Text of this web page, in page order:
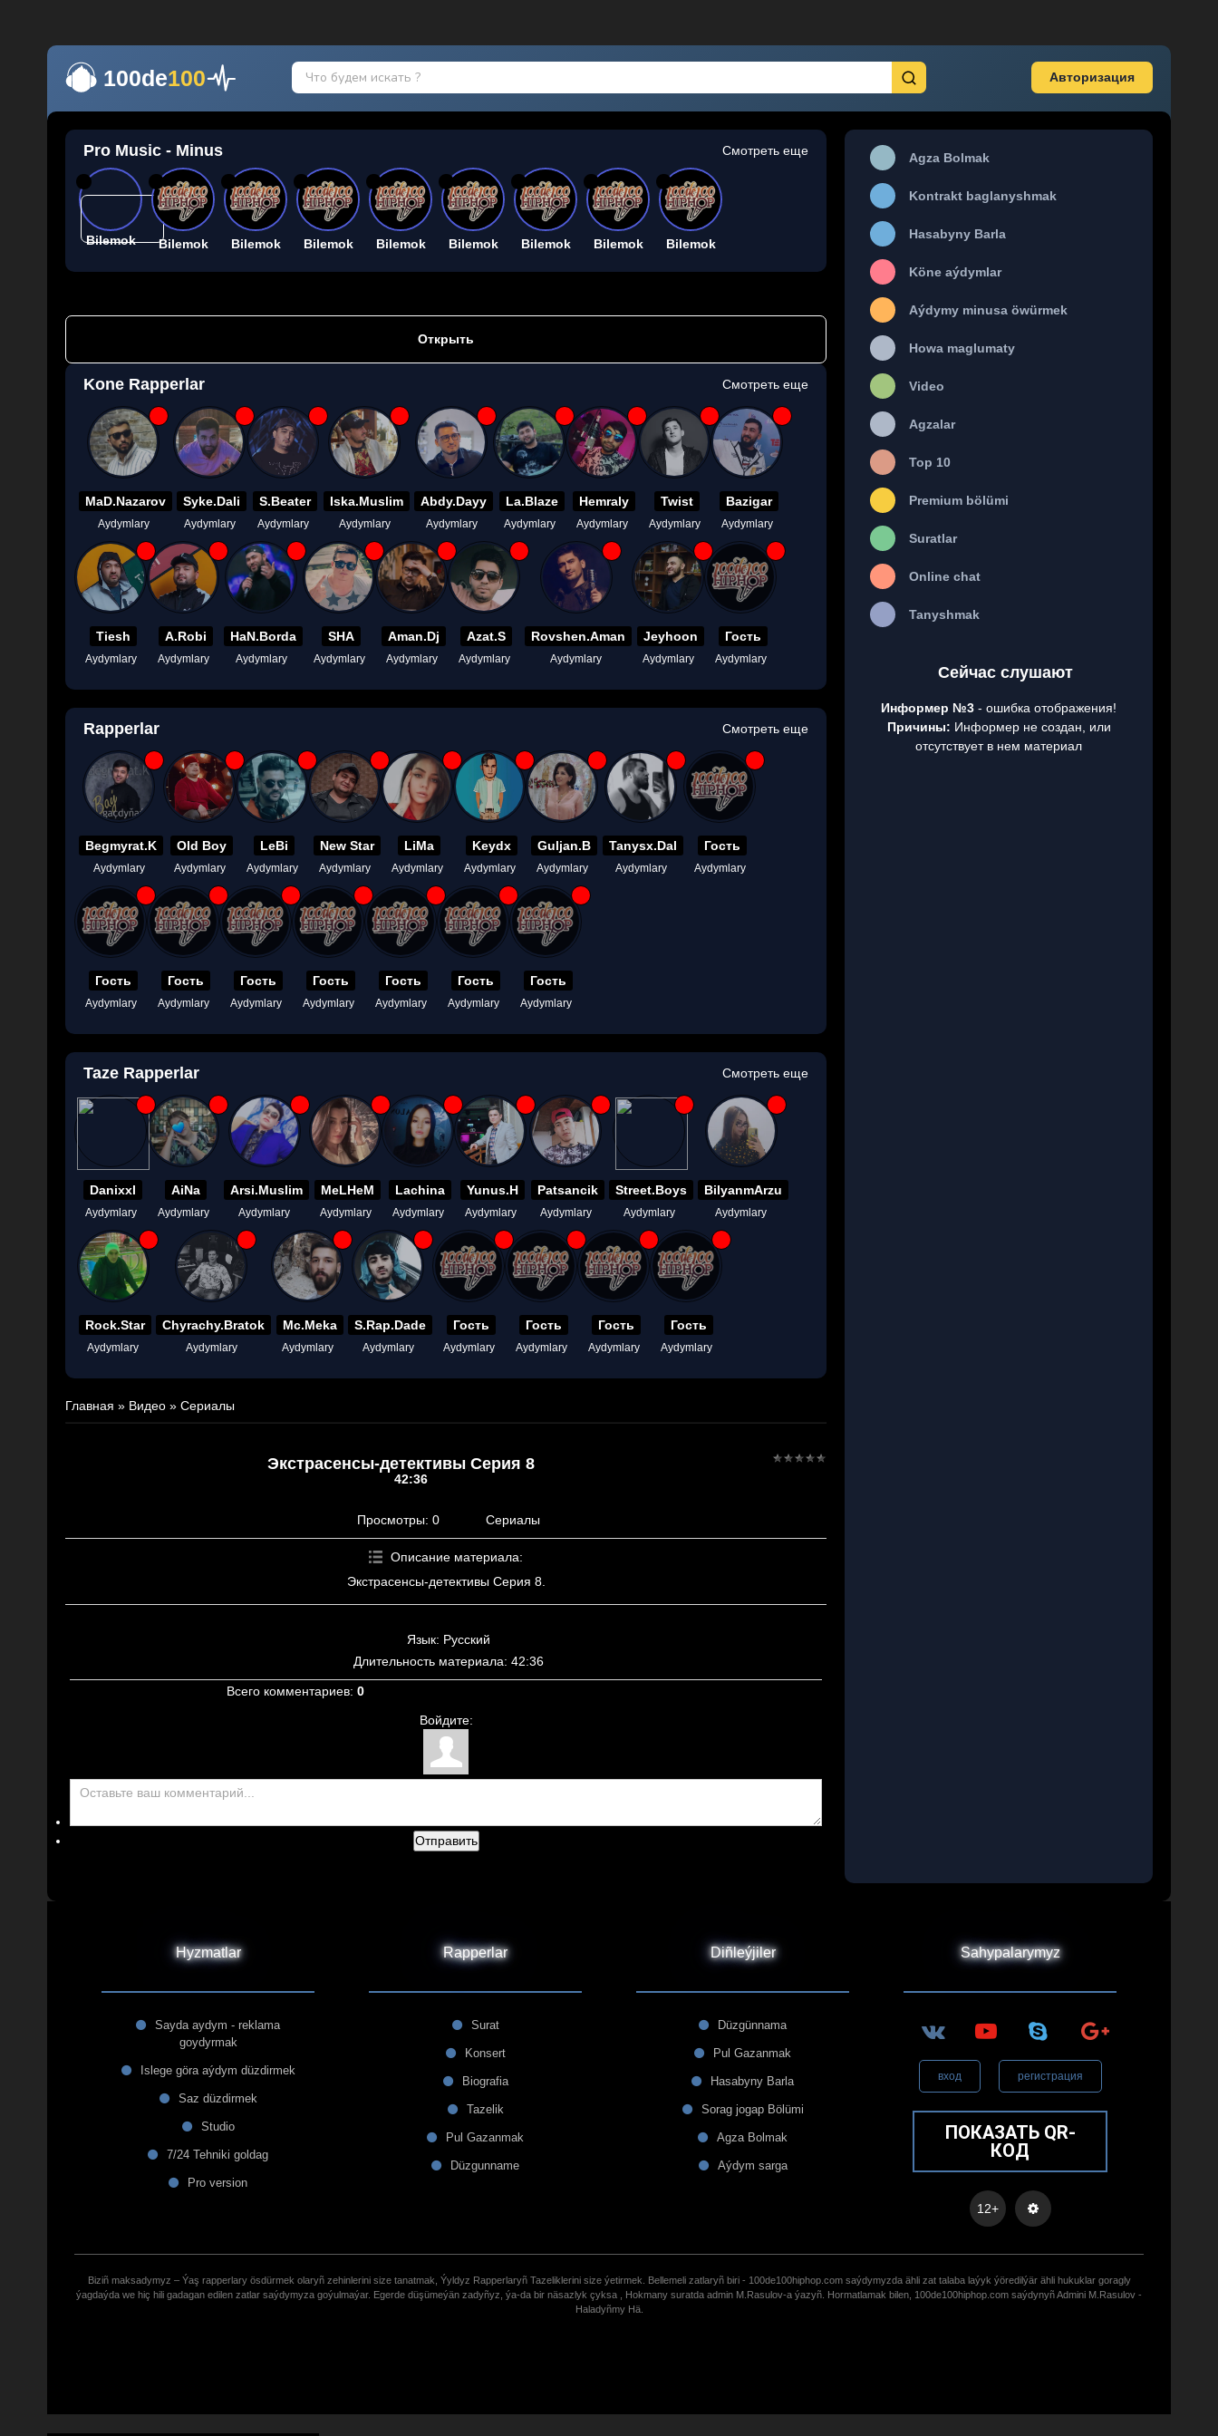
100de100 Авторизация
Pro Music - Minus Смотреть еще
Bilemok Bilemok Bilemok Bilemok Bilemok Bilemok Bilemok Bilemok Bilemok
Открыть
Kone Rapperlar Смотреть еще
MaD.Nazarov
Aydymlary
Syke.Dali
Aydymlary
S.Beater
Aydymlary
Iska.Muslim
Aydymlary
Abdy.Dayy
Aydymlary
La.Blaze
Aydymlary
Hemraly
Aydymlary
Twist
Aydymlary
Bazigar
Aydymlary
Tiesh
Aydymlary
A.Robi
Aydymlary
HaN.Borda
Aydymlary
SHA
Aydymlary
Aman.Dj
Aydymlary
Azat.S
Aydymlary
Rovshen.Aman
Aydymlary
Jeyhoon
Aydymlary
Гость
Aydymlary
Rapperlar Смотреть еще
Begmyrat.K
Aydymlary
Old Boy
Aydymlary
LeBi
Aydymlary
New Star
Aydymlary
LiMa
Aydymlary
Keydx
Aydymlary
Guljan.B
Aydymlary
Tanysx.Dal
Aydymlary
Гость
Aydymlary
Гость
Aydymlary
Гость
Aydymlary
Гость
Aydymlary
Гость
Aydymlary
Гость
Aydymlary
Гость
Aydymlary
Гость
Aydymlary
Taze Rapperlar Смотреть еще
Danixxl
Aydymlary
AiNa
Aydymlary
Arsi.Muslim
Aydymlary
MeLHeM
Aydymlary
Lachina
Aydymlary
Yunus.H
Aydymlary
Patsancik
Aydymlary
Street.Boys
Aydymlary
BilyanmArzu
Aydymlary
Rock.Star
Aydymlary
Chyrachy.Bratok
Aydymlary
Mc.Meka
Aydymlary
S.Rap.Dade
Aydymlary
Гость
Aydymlary
Гость
Aydymlary
Гость
Aydymlary
Гость
Aydymlary
Главная » Видео » Сериалы
Экстрасенсы-детективы Серия 8
42:36
Просмотры: 0 Сериалы
Описание материала:
Экстрасенсы-детективы Серия 8.
Язык: Русский
Длительность материала: 42:36
Всего комментариев: 0
Войдите:
Отправить
Agza Bolmak
Kontrakt baglanyshmak
Hasabyny Barla
Köne aýdymlar
Aýdymy minusa öwürmek
Howa maglumaty
Video
Agzalar
Top 10
Premium bölümi
Suratlar
Online chat
Tanyshmak
Сейчас слушают
Информер №3 - ошибка отображения!
Причины: Информер не создан, или
отсутствует в нем материал
Hyzmatlar
Sayda aydym - reklama
goydyrmak
Islege göra aýdym düzdirmek
Saz düzdirmek
Studio
7/24 Tehniki goldag
Pro version
Rapperlar
Surat
Konsert
Biografia
Tazelik
Pul Gazanmak
Düzgunname
Diñleýjiler
Düzgünnama
Pul Gazanmak
Hasabyny Barla
Sorag jogap Bölümi
Agza Bolmak
Aýdym sarga
Sahypalarymyz
вход регистрация
ПОКАЗАТЬ QR-
КОД
12+
Biziñ maksadymyz – Ýaş rapperlary ösdürmek olaryñ zehinlerini size tanatmak, Ýyldyz Rapperlaryñ Tazeliklerini size ýetirmek. Bellemeli zatlaryñ biri - 100de100hiphop.com saýdymyzda ähli zat talaba laýyk ýöredilýär ähli hukuklar goragly
ýagdaýda we hiç hili gadagan edilen zatlar saýdymyza goýulmaýar. Egerde düşümeýän zadyñyz, ýa-da bir näsazlyk çyksa , Hokmany suratda admin M.Rasulov-a ýazyñ. Hormatlamak bilen, 100de100hiphop.com saýdynyñ Admini M.Rasulov -
Haladyñmy Hä.